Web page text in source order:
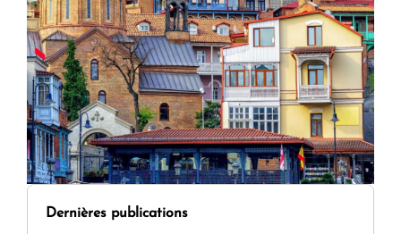
Dernières publications